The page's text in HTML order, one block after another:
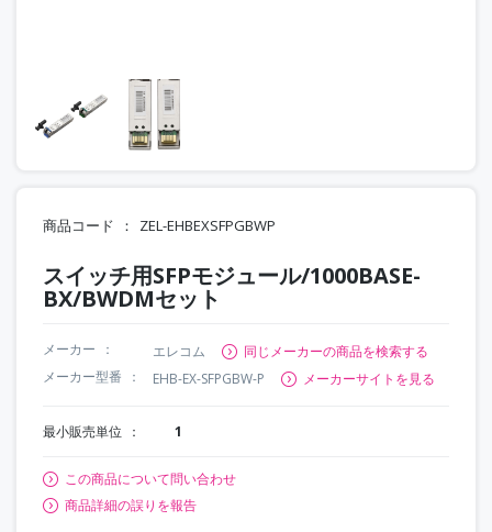
商品コード ZEL-EHBEXSFPGBWP
スイッチ用SFPモジュール/1000BASE-
BX/BWDMセット
メーカー エレコム
同じメーカーの商品を検索する
メーカー型番
EHB-EX-SFPGBW-P メーカーサイトを見る
最小販売単位 1
この商品について問い合わせ
商品詳細の誤りを報告